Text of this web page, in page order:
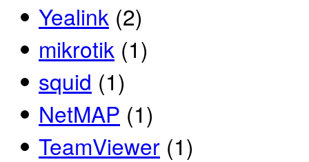
Yealink (2)
mikrotik (1)
squid (1)
NetMAP (1)
TeamViewer (1)